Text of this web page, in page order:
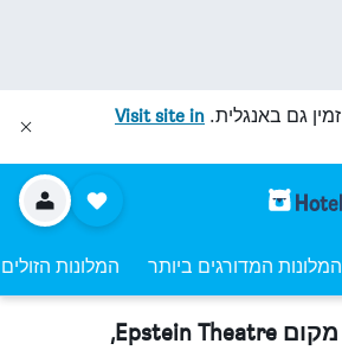
זמין גם באנגלית. Visit site in
המלונות המדורגים ביותר המלונות
מלונות בקרבת מקום Epstein Theatre,